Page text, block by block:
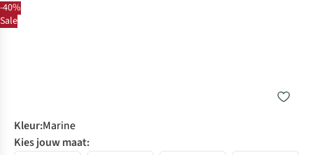
-40%
Sale
Kleur:Marine
Kies jouw maat: